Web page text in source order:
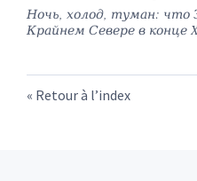
Ночь, холод, туман: что
Крайнем Севере в конце
Retour à l’index